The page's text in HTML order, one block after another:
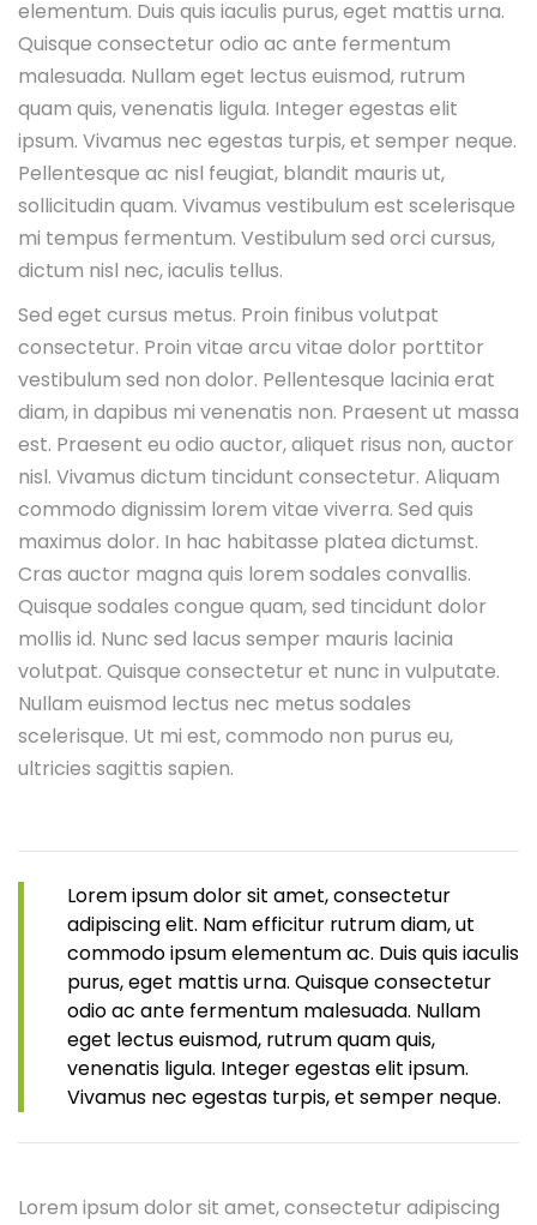
elementum. Duis quis iaculis purus, eget mattis urna.
Quisque consectetur odio ac ante fermentum
malesuada. Nullam eget lectus euismod, rutrum
quam quis, venenatis ligula. Integer egestas elit
ipsum. Vivamus nec egestas turpis, et semper neque.
Pellentesque ac nisl feugiat, blandit mauris ut,
sollicitudin quam. Vivamus vestibulum est scelerisque
mi tempus fermentum. Vestibulum sed orci cursus,
dictum nisl nec, iaculis tellus.
Sed eget cursus metus. Proin finibus volutpat
consectetur. Proin vitae arcu vitae dolor porttitor
vestibulum sed non dolor. Pellentesque lacinia erat
diam, in dapibus mi venenatis non. Praesent ut massa
est. Praesent eu odio auctor, aliquet risus non, auctor
nisl. Vivamus dictum tincidunt consectetur. Aliquam
commodo dignissim lorem vitae viverra. Sed quis
maximus dolor. In hac habitasse platea dictumst.
Cras auctor magna quis lorem sodales convallis.
Quisque sodales congue quam, sed tincidunt dolor
mollis id. Nunc sed lacus semper mauris lacinia
volutpat. Quisque consectetur et nunc in vulputate.
Nullam euismod lectus nec metus sodales
scelerisque. Ut mi est, commodo non purus eu,
ultricies sagittis sapien.
Lorem ipsum dolor sit amet, consectetur
adipiscing elit. Nam efficitur rutrum diam, ut
commodo ipsum elementum ac. Duis quis iaculis
purus, eget mattis urna. Quisque consectetur
odio ac ante fermentum malesuada. Nullam
eget lectus euismod, rutrum quam quis,
venenatis ligula. Integer egestas elit ipsum.
Vivamus nec egestas turpis, et semper neque.
Lorem ipsum dolor sit amet, consectetur adipiscing